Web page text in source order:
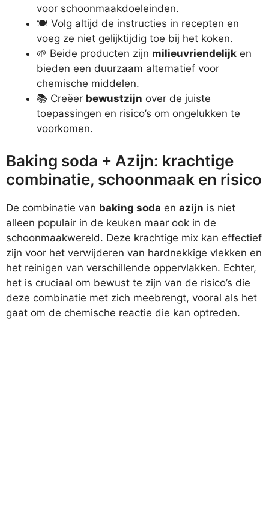
voor schoonmaakdoeleinden.
🍽️ Volg altijd de instructies in recepten en
voeg ze niet gelijktijdig toe bij het koken.
🌱 Beide producten zijn milieuvriendelijk en
bieden een duurzaam alternatief voor
chemische middelen.
📚 Creëer bewustzijn over de juiste
toepassingen en risico’s om ongelukken te
voorkomen.
Baking soda + Azijn: krachtige
combinatie, schoonmaak en risico
De combinatie van baking soda en azijn is niet
alleen populair in de keuken maar ook in de
schoonmaakwereld. Deze krachtige mix kan effectief
zijn voor het verwijderen van hardnekkige vlekken en
het reinigen van verschillende oppervlakken. Echter,
het is cruciaal om bewust te zijn van de risico’s die
deze combinatie met zich meebrengt, vooral als het
gaat om de chemische reactie die kan optreden.